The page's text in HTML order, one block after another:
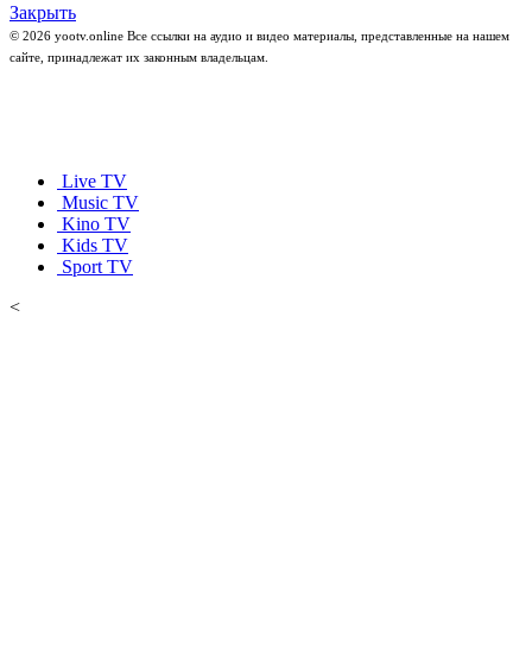
Закрыть
© 2026 yootv.online Все ссылки на аудио и видео материалы, представленные на нашем
сайте, принадлежат их законным владельцам.
Live TV
Music TV
Kino TV
Kids TV
Sport TV
<